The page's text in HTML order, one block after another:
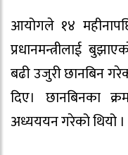
आयोगले १४
प्रधानमन्त्रीलाई
बढी उजुरी छानबिन
दिए। छानबिनका
अध्यययन गरेको थियो ।